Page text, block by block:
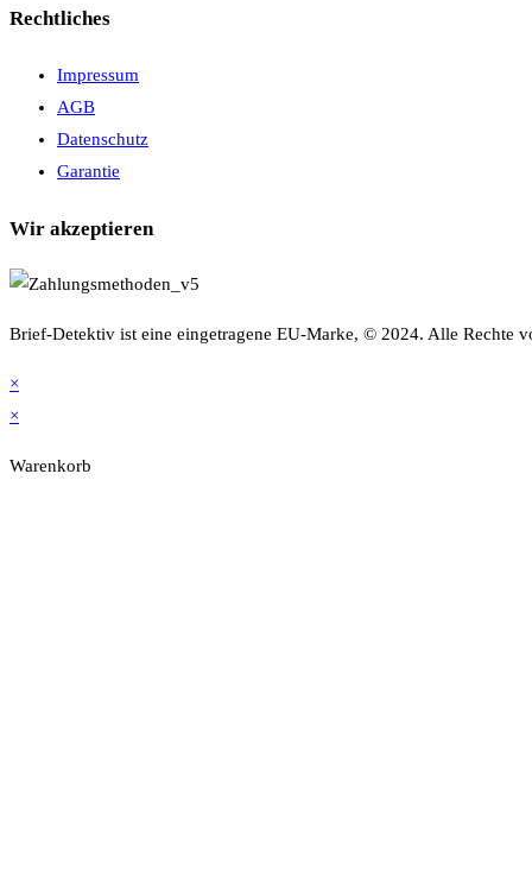
Rechtliches
Impressum
AGB
Datenschutz
Garantie
Wir akzeptieren
Brief-Detektiv ist eine eingetragene EU-Marke, © 2024. Alle Rechte
×
×
Warenkorb